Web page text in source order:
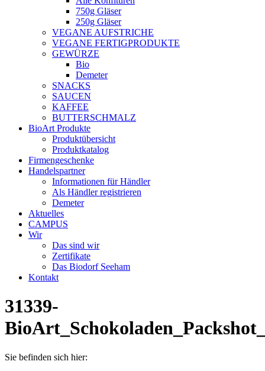
750g Gläser
250g Gläser
VEGANE AUFSTRICHE
VEGANE FERTIGPRODUKTE
GEWÜRZE
Bio
Demeter
SNACKS
SAUCEN
KAFFEE
BUTTERSCHMALZ
BioArt Produkte
Produktübersicht
Produktkatalog
Firmengeschenke
Handelspartner
Informationen für Händler
Als Händler registrieren
Demeter
Aktuelles
CAMPUS
Wir
Das sind wir
Zertifikate
Das Biodorf Seeham
Kontakt
31339-
Sie befinden sich hier: